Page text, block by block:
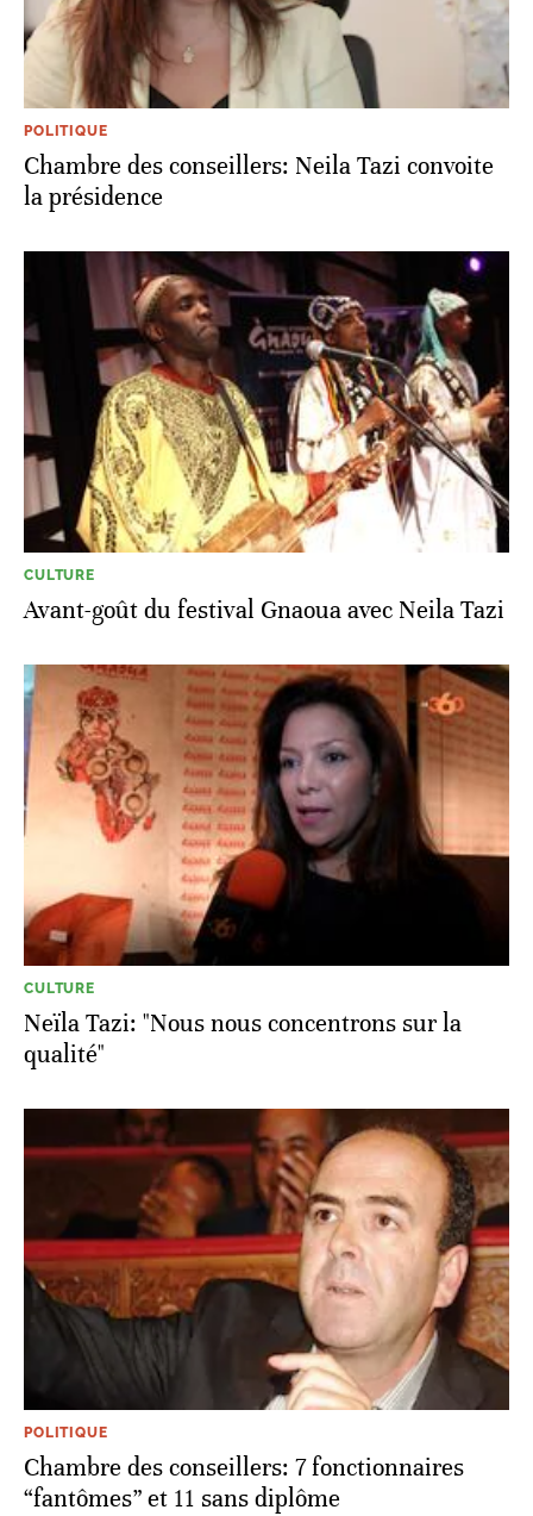
POLITIQUE
Chambre des conseillers: Neila Tazi convoite
la présidence
CULTURE
Avant-goût du festival Gnaoua avec Neila Tazi
CULTURE
Neïla Tazi: "Nous nous concentrons sur la
qualité"
POLITIQUE
Chambre des conseillers: 7 fonctionnaires
“fantômes” et 11 sans diplôme